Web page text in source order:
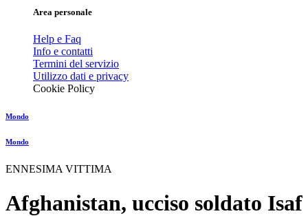
Area personale
Help e Faq
Info e contatti
Termini del servizio
Utilizzo dati e privacy
Cookie Policy
Mondo
Mondo
ENNESIMA VITTIMA
Afghanistan, ucciso soldato Isaf